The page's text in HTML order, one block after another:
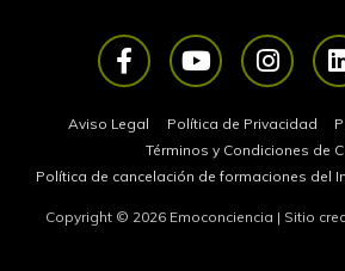
F
a
e
o
o
k
Y
o
t
u
b
I
n
t
a
g
a
i
Aviso Legal Política de Privacidad
Términos y Condiciones de
Política de cancelación de formaciones del
Copyright © 2026 Emoconciencia | Sitio